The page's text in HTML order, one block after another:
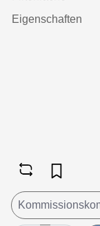
Eigenschaften